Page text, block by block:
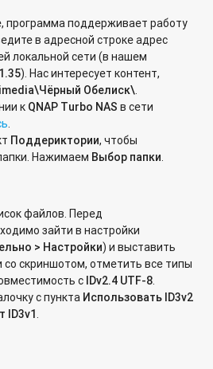
устройства под управлением ОС
по протоколу WebDAV
по протоколу Onvif к
с микропрограммой QVR?
файлов с телефона на
хранилища QNAP в
поддерживает сетевой
устройств USB/eSATA?
сетевого накопителя?
трафик через службу
программа поддерживает работу
в адресной строке адрес
локальной сети (в нашем
). Нас интересует контент,
Обелиск\.
к QNAP Turbo NAS в сети
.
Поддериктории, чтобы
Нажимаем Выбор папки.
файлов. Перед
зайти в настройки
> Настройки) и выставить
со скриншотом, отметить все типы
с IDv2.4 UTF-8.
с пункта Использовать ID3v2
ID3v1.